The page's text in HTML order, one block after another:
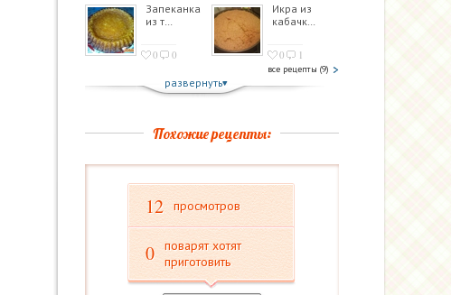
Запеканка
из т…
0 0
Икра из
кабачк…
0 1
все рецепты (9)
развернуть
Похожие рецепты:
12 просмотров
0
поварят хотят
приготовить